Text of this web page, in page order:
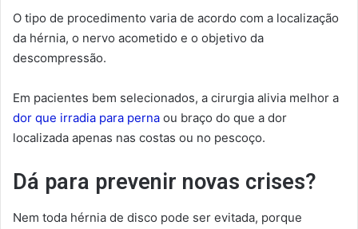
O tipo de procedimento varia de acordo com a localização
da hérnia, o nervo acometido e o objetivo da
descompressão.
Em pacientes bem selecionados, a cirurgia alivia melhor a
dor que irradia para perna ou braço do que a dor
localizada apenas nas costas ou no pescoço.
Dá para prevenir novas crises?
Nem toda hérnia de disco pode ser evitada, porque